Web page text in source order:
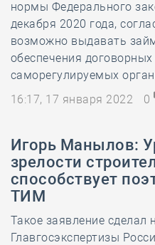
нормы Федерального
декабря 2020 года,
возможно выдавать
обеспечения договорных
саморегулируемых
16:17, 17 января 2022
0
Игорь Манылов:
зрелости
способствует
ТИМ
Такое заявление сделал
Главгосэкспертизы